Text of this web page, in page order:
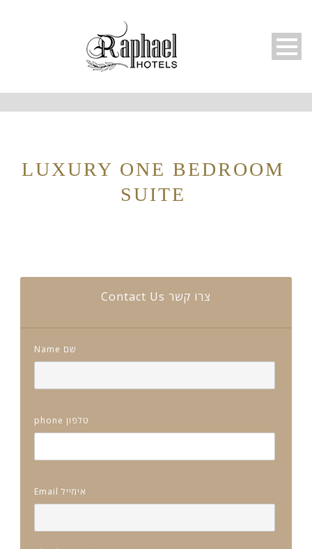
LUXURY ONE BEDROOM
SUITE
Contact Us צרו קשר
Name שם
phone טלפון
Email אימייל